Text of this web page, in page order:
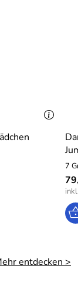
7
entdecken >